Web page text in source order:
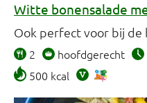
Witte bonensalade
Ook perfect voor bij de
2 hoofdgerecht
500 kcal